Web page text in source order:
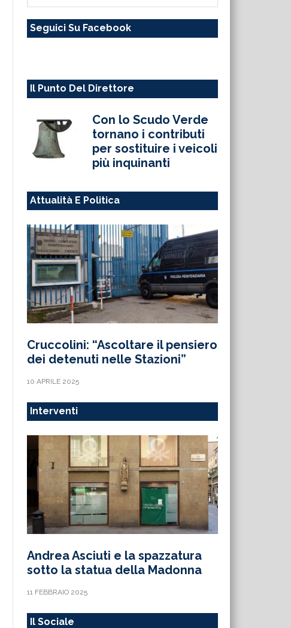
sito
Seguici Su Facebook
Il Punto Del Direttore
Con lo Scudo Verde
tornano i contributi
per sostituire i veicoli
più inquinanti
Attualità E Politica
Cruccolini: “Ascoltare il pensiero
dei detenuti nelle Stazioni”
10 APRILE 2025
Interventi
Andrea Asciuti e la spazzatura
sotto la statua della Madonna
11 FEBBRAIO 2025
Il Sociale